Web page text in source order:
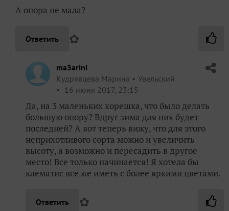
А опора не мала?
Ответить ✿
ma3arini
Кудрявцева Марина
Увельский
16 июня 2017, 23:15
Да, на 3 маленьких корешка, что было делать
большую опору? Вдруг зима для них будет
последней? А вот теперь вижу, что для этого
неприхотливого сорта можно и увеличить
высоту, а возможно и пересадить в другое
место! Все только начинается! Я хотела бы
клематис все же иметь с более яркими цветами.
Ответить ✿